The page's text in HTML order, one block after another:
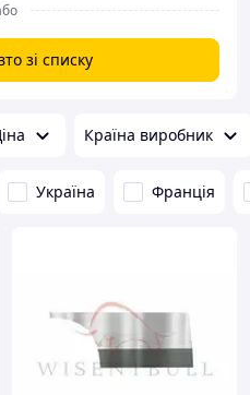
зі списку
Країна виробник
Україна Франція